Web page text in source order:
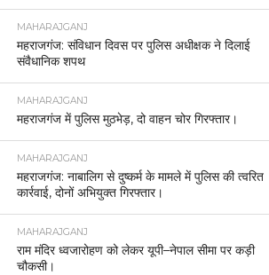
MAHARAJGANJ
महराजगंज: संविधान दिवस पर पुलिस अधीक्षक ने दिलाई
संवैधानिक शपथ
MAHARAJGANJ
महराजगंज में पुलिस मुठभेड़, दो वाहन चोर गिरफ्तार।
MAHARAJGANJ
महराजगंज: नाबालिग से दुष्कर्म के मामले में पुलिस की त्वरित
कार्रवाई, दोनों अभियुक्त गिरफ्तार।
MAHARAJGANJ
राम मंदिर ध्वजारोहण को लेकर यूपी–नेपाल सीमा पर कड़ी
चौकसी।